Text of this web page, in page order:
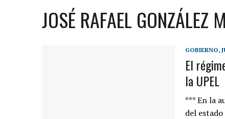
JOSÉ RAFAEL GONZÁLEZ
GOBIERNO,
El
la UPEL
*** En la
del